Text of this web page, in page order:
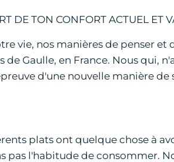
DE TON CONFORT ACTUEL ET
vie, nos manières de penser
Gaulle, en France. Nous qui,
d'une nouvelle manière
plats ont quelque chose à
pas l'habitude de consommer.